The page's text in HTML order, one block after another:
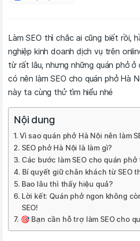
Làm SEO thì chắc ai cũng biết rồi,
nghiệp kinh doanh dịch vụ trên
từ rất lâu, nhưng những quán phở
có nên làm SEO cho quán phở Hà
này ta cùng thử tìm hiểu nhé
Nội dung
Vì sao quán phở Hà Nội nên làm
SEO phở Hà Nội là làm gì?
Các bước làm SEO cho quán phở
Bí quyết giữ chân khách từ SEO
Bao lâu thì thấy hiệu quả?
Lời kết: Quán phở ngon không
SEO!
🎯 Bạn cần hỗ trợ làm SEO cho